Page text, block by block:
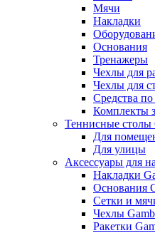
Мячи
Накладки
Основания
Тренажеры
Чехлы для
Чехлы для
Средства по
Комплекты
Теннисные столы
Для
Для улицы
Аксессуары для
Накладки
Основания
Сетки и
Чехлы
Ракетки